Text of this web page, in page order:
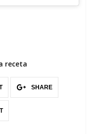
receta
SHARE